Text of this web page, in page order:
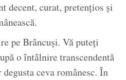
decent, curat, pretențios și
pe Brâncuși. Vă puteți
o întâlnire transcendentă
ceva românesc. În